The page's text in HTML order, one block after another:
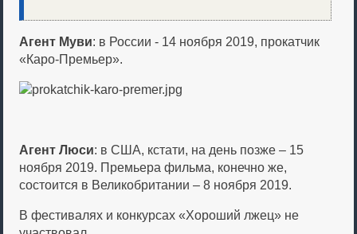
Агент Муви: в России - 14 ноября 2019, прокатчик
«Каро-Премьер».
Агент Люси: в США, кстати, на день позже – 15
ноября 2019. Премьера фильма, конечно же,
состоится в Великобритании – 8 ноября 2019.
В фестивалях и конкурсах «Хороший лжец» не